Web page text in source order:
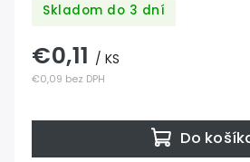
Skladom do 3 dní
€0,09 bez DPH
€0,11 / KS
Do